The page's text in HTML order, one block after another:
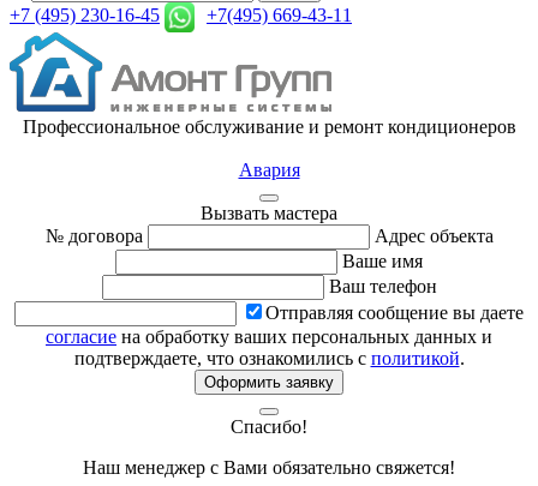
+7 (495) 230-16-45 +7(495) 669-43-11
Профессиональное обслуживание и ремонт кондиционеров
Авария
Вызвать мастера
№ договора
Адрес объекта
Ваше имя
Ваш телефон
Отправляя сообщение вы даете
согласие на обработку ваших персональных данных и
подтверждаете, что ознакомились с политикой.
Оформить заявку
Спасибо!
Наш менеджер с Вами обязательно свяжется!